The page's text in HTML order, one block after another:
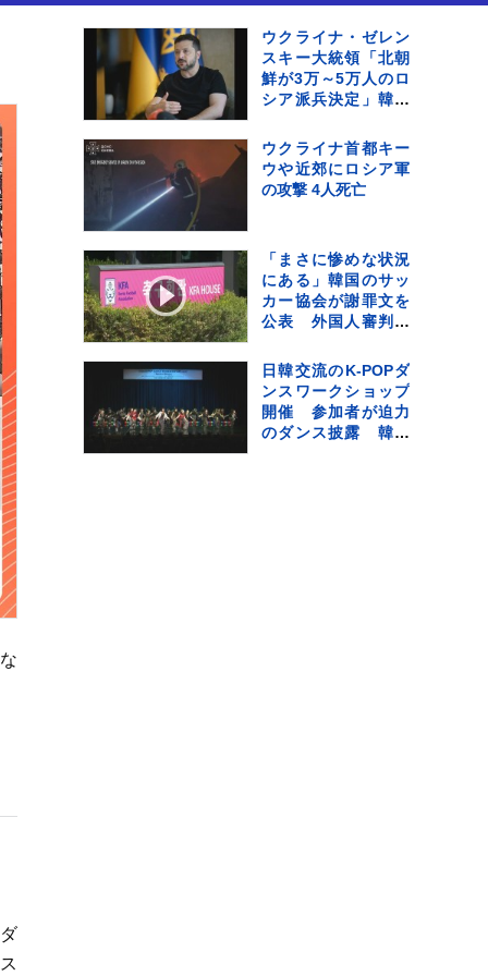
ウクライナ・ゼレン
スキー大統領「北朝
鮮が3万～5万人のロ
シア派兵決定」韓国
ウクライナ首都キー
ウや近郊にロシア軍
の攻撃 4人死亡
「まさに惨めな状況
にある」韓国のサッ
カー協会が謝罪文を
公表 外国人審判へ
監督選任めぐる疑惑
など相次ぐ不祥事受
け
日韓交流のK-POPダ
ンスワークショップ
開催 参加者が迫力
のダンス披露 韓国